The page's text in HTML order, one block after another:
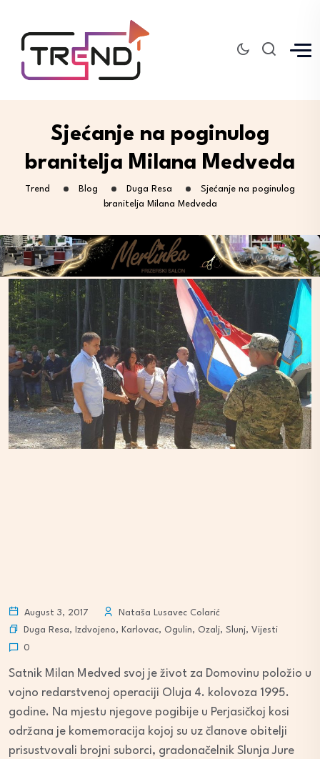
Sjećanje na poginulog
branitelja Milana Medveda
Trend Blog Duga Resa
Sjećanje na poginulog
branitelja Milana Medveda
August 3, 2017
Nataša Lusavec Colarić
Duga Resa, Izdvojeno, Karlovac, Ogulin, Ozalj, Slunj, Vijesti
0
Satnik Milan Medved svoj je život za Domovinu položio u
vojno redarstvenoj operaciji Oluja 4. kolovoza 1995.
godine. Na mjestu njegove pogibije u Perjasičkoj kosi
održana je komemoracija kojoj su uz članove obitelji
prisustvovali brojni suborci, gradonačelnik Slunja Jure